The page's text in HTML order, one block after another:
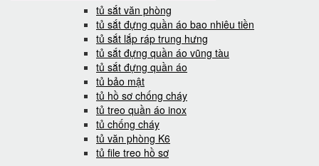
tủ sắt văn phòng
tủ sắt đựng quần áo bao nhiêu tiền
tủ sắt lắp ráp trung hưng
tủ sắt đựng quần áo vũng tàu
tủ sắt đựng quần áo
tủ bảo mật
tủ hồ sơ chống cháy
tủ treo quần áo inox
tủ chống cháy
tủ văn phòng K6
tủ file treo hồ sơ